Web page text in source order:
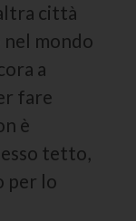
città
mondo
a
fare
è
tetto,
per lo